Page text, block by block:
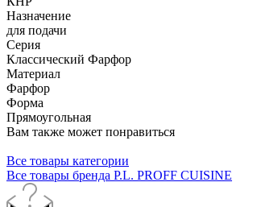
Назначение
для подачи
Серия
Классический Фарфор
Материал
Фарфор
Форма
Прямоугольная
Вам также может понравиться
Все товары категории
Все товары бренда P.L. PROFF CUISINE